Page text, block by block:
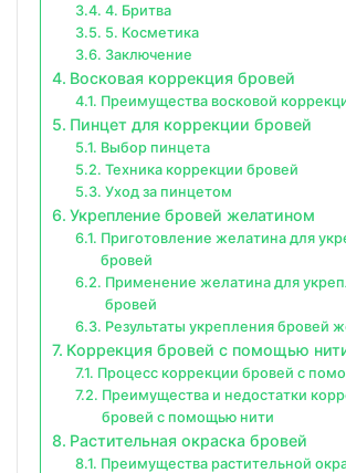
4. Бритва
5. Косметика
Заключение
Восковая коррекция бровей
Преимущества восковой
Пинцет для коррекции бровей
Выбор пинцета
Техника коррекции бровей
Уход за пинцетом
Укрепление бровей желатином
Приготовление желатина для
бровей
Применение желатина для
бровей
Результаты укрепления бровей
Коррекция бровей с помощью
Процесс коррекции бровей с
Преимущества и недостатки
бровей с помощью нити
Растительная окраска бровей
Преимущества растительной